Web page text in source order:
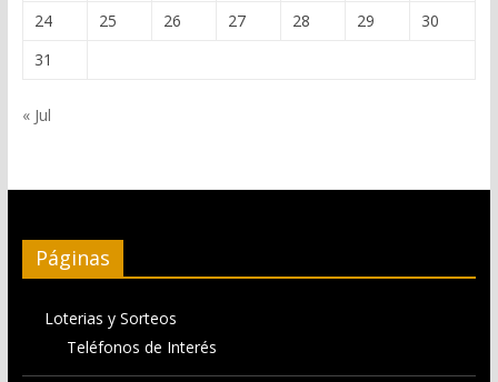
24
25 26 27 28 29
30
31
« Jul
Páginas
Loterias y Sorteos
Teléfonos de Interés